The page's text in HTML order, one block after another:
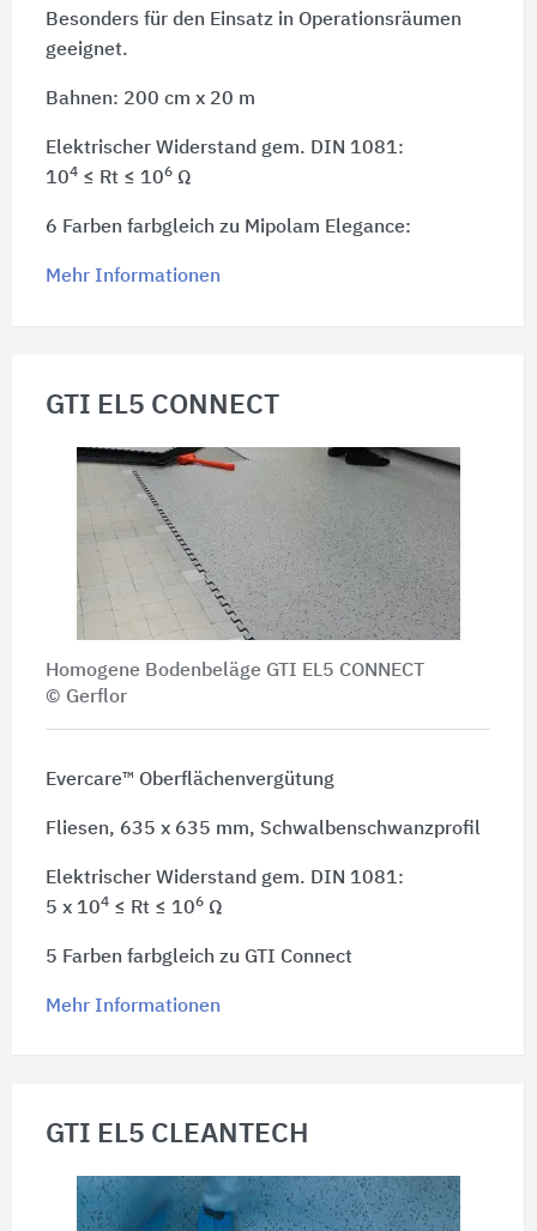
Besonders für den Einsatz in Operationsräumen
geeignet.
Bahnen: 200 cm x 20 m
Elektrischer Widerstand gem. DIN 1081:
104≤ Rt ≤ 106Ω
6 Farben farbgleich zu Mipolam Elegance:
Mehr Informationen
GTI EL5 CONNECT
Homogene Bodenbeläge GTI EL5 CONNECT
© Gerflor
Evercare™ Oberflächenvergütung
Fliesen, 635 x 635 mm, Schwalbenschwanzprofil
Elektrischer Widerstand gem. DIN 1081:
5 x 104≤ Rt ≤ 106Ω
5 Farben farbgleich zu GTI Connect
Mehr Informationen
GTI EL5 CLEANTECH